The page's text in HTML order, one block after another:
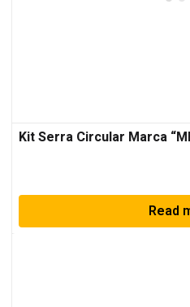
Kit Serra Circular Marca
Read